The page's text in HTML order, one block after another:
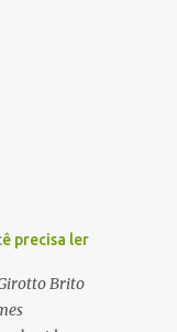
precisa ler
Brito